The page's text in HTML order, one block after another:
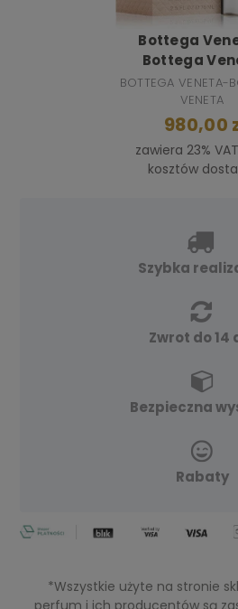
Bottega
Bottega
BOTTEGA VENETA-
VENETA
980,00
zawiera 23%
kosztów
Szybka
Zwrot do 14
Bezpieczna
Rabaty
*Wszystkie użyte na stronie